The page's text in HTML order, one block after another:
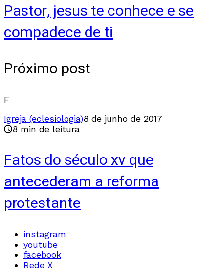
Pastor, jesus te conhece e se
compadece de ti
Próximo post
F
Igreja (eclesiologia)8 de junho de 2017
8 min de leitura
Fatos do século xv que
antecederam a reforma
protestante
instagram
youtube
facebook
Rede X